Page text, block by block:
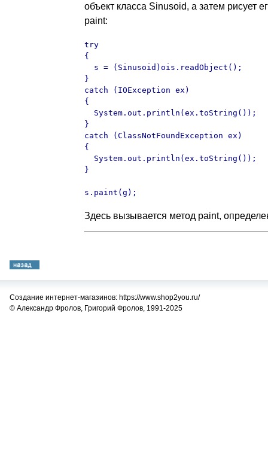
объект класса Sinusoid, а затем рисует
paint:
try
{
  s = (Sinusoid)ois.readObject();
}
catch (IOException ex)
{
  System.out.println(ex.toString());
}
catch (ClassNotFoundException ex)
{
  System.out.println(ex.toString());
}
s.paint(g);
Здесь вызывается метод paint,
Создание интернет-магазинов: https://www.shop2you.ru/
© Александр Фролов, Григорий Фролов, 1991-2025